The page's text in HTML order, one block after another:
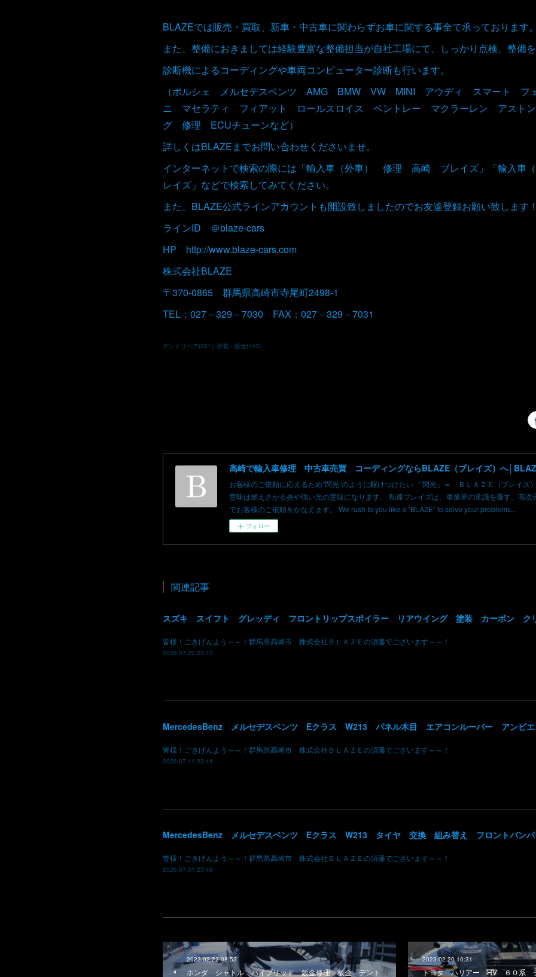
BLAZEでは販売・買取、新車・中古車に関わらずお車に関する事全て承っております
また、整備におきましては経験豊富な整備担当が自社工場にて、しっかり点検、整備
診断機によるコーディングや車両コンピューター診断も行います。
（ポルシェ メルセデスベンツ AMG BMW VW MINI アウディ スマート フ
ニ マセラティ フィアット ロールスロイス ベントレー マクラーレン アスト
グ 修理 ECUチューンなど）
詳しくはBLAZEまでお問い合わせくださいませ。
インターネットで検索の際には「輸入車（外車） 修理 高崎 ブレイズ」「輸入
レイズ」などで検索してみてください。
また、BLAZE公式ラインアカウントも開設致しましたのでお友達登録お願い致します
ラインID ＠blaze-cars
HP http://www.blaze-cars.com
株式会社BLAZE
〒370-0865 群馬県高崎市寺尾町2498-1
TEL：027－329－7030 FAX：027－329－7031
デントリペア(281) 塗装・鈑金(143)
お客様のご依頼に応えるため”閃光”のように駆けつけたい 「閃光」＝ ＢＬＡＺＥ（ブレイズ
意味は燃えさかる炎や強い光の意味になります。 私達ブレイズは、車業界の常識を覆す、高
でお客様のご依頼をかなえます。 We rush to you like a "BLAZE" to solve your problems...
フォロー
関連記事
皆様！ごきげんよう～～！群馬県高崎市 株式会社ＢＬＡＺＥの須藤でございます～～！
2026.07.22 23:10
皆様！ごきげんよう～～！群馬県高崎市 株式会社ＢＬＡＺＥの須藤でございます～～！
2026.07.11 23:14
皆様！ごきげんよう～～！群馬県高崎市 株式会社ＢＬＡＺＥの須藤でございます～～！
2026.07.01 23:48
2023.02.22 08:53
ホンダ シャトル ハイブリッド 鈑金修理 板金 デント
2023.02.20 10:31
トヨタ ハリアー HV ６０系